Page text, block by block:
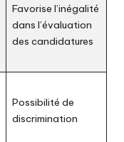
Favorise l’inégalité
dans l’évaluation
des candidatures
Possibilité de
discrimination